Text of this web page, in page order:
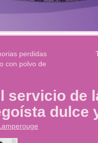
perdidas
con polvo de
servicio de
dulce